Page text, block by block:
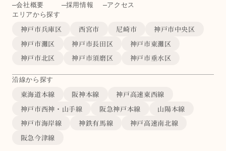
会社概要
採用情報
アクセス
エリアから探す
神戸市兵庫区 西宮市 尼崎市
神戸市中央区
神戸市灘区
神戸市長田区
神戸市東灘区
神戸市北区
神戸市須磨区 神戸市垂水区
沿線から探す
東海道本線 阪神本線
神戸高速東西線
神戸市西神・山手線
阪急神戸本線
山陽本線
神戸市海岸線
神鉄有馬線
神戸高速南北線
阪急今津線